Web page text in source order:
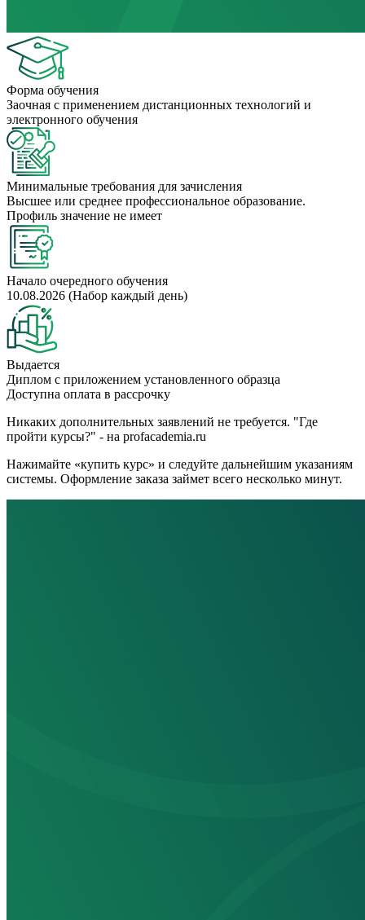
Форма обучения
Заочная с применением дистанционных технологий и
электронного обучения
Минимальные требования для зачисления
Высшее или среднее профессиональное образование.
Профиль значение не имеет
Начало очередного обучения
10.08.2026 (Набор каждый день)
Выдается
Диплом с приложением установленного образца
Доступна оплата в рассрочку
Никаких дополнительных заявлений не требуется. "Где
пройти курсы?" - на profacademia.ru
Нажимайте «купить курс» и следуйте дальнейшим указаниям
системы. Оформление заказа займет всего несколько минут.